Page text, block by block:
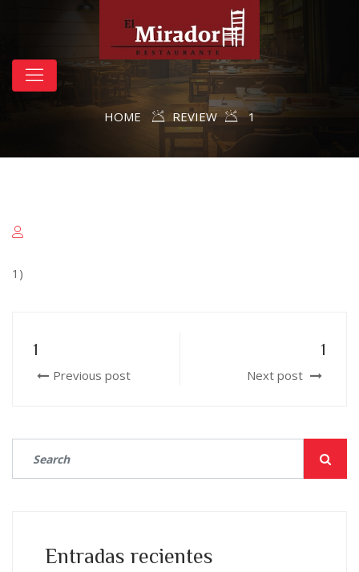
HOME REVIEW 1
1)
1
Previous post
1
Next post
Entradas recientes